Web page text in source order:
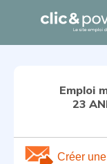
Emploi
23
Créer